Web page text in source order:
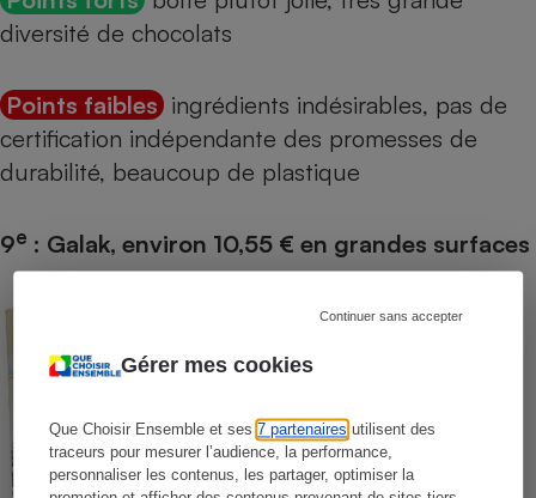
Gérer mes cookies
Que Choisir Ensemble et ses7 partenaires utilisent des
traceurs pour mesurer l’audience, la performance,
personnaliser les contenus, les partager, optimiser la
Continuer sans accepter
diversité de chocolats
Points faibles ingrédients indésirables, pas de
certification indépendante des promesses de
durabilité, beaucoup de plastique
9e : Galak, environ 10,55 € en grandes surfaces